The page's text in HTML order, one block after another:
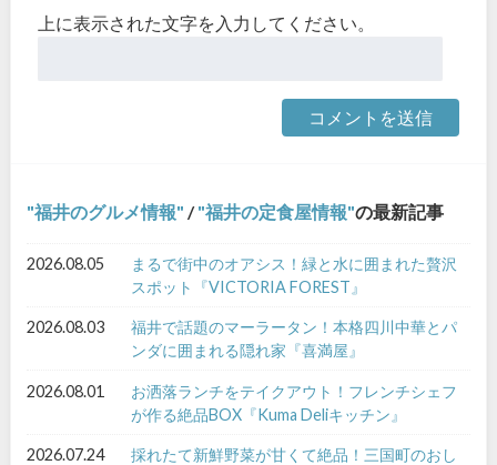
上に表示された文字を入力してください。
福井のグルメ情報 / 福井の定食屋情報 の最新記事
2026.08.05
まるで街中のオアシス！緑と水に囲まれた贅沢
スポット『VICTORIA FOREST』
2026.08.03
福井で話題のマーラータン！本格四川中華とパ
ンダに囲まれる隠れ家『喜満屋』
2026.08.01
お洒落ランチをテイクアウト！フレンチシェフ
が作る絶品BOX『Kuma Deliキッチン』
2026.07.24
採れたて新鮮野菜が甘くて絶品！三国町のおし